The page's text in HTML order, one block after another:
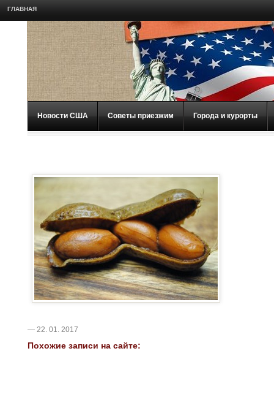
ГЛАВНАЯ
Новости США Советы приезжим Города и курорты
— 22. 01. 2017
Похожие записи на сайте: